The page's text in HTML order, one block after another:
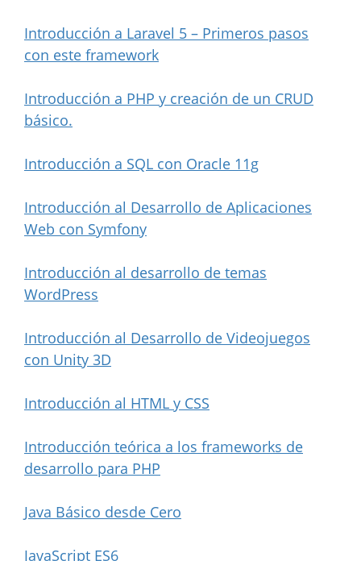
Introducción a Laravel 5 – Primeros pasos
con este framework
Introducción a PHP y creación de un CRUD
básico.
Introducción a SQL con Oracle 11g
Introducción al Desarrollo de Aplicaciones
Web con Symfony
Introducción al desarrollo de temas
WordPress
Introducción al Desarrollo de Videojuegos
con Unity 3D
Introducción al HTML y CSS
Introducción teórica a los frameworks de
desarrollo para PHP
Java Básico desde Cero
JavaScript ES6